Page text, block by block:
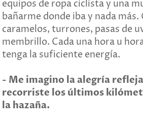
equipos de ropa ciclista y una
bañarme donde iba y nada
caramelos, turrones, pasas de
membrillo. Cada una hora u
tenga la suficiente energía.
- Me imagino la alegría
recorriste los últimos
la hazaña.